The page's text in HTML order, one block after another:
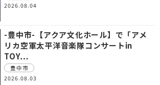
2026.08.04
-豊中市-【アクア文化ホール】で「アメ
リカ空軍太平洋音楽隊コンサートin
TOY…
豊中市
2026.08.03